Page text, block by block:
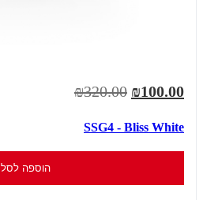
₪100.00
₪320.00
SSG4 - Bliss White
הוספה לסל